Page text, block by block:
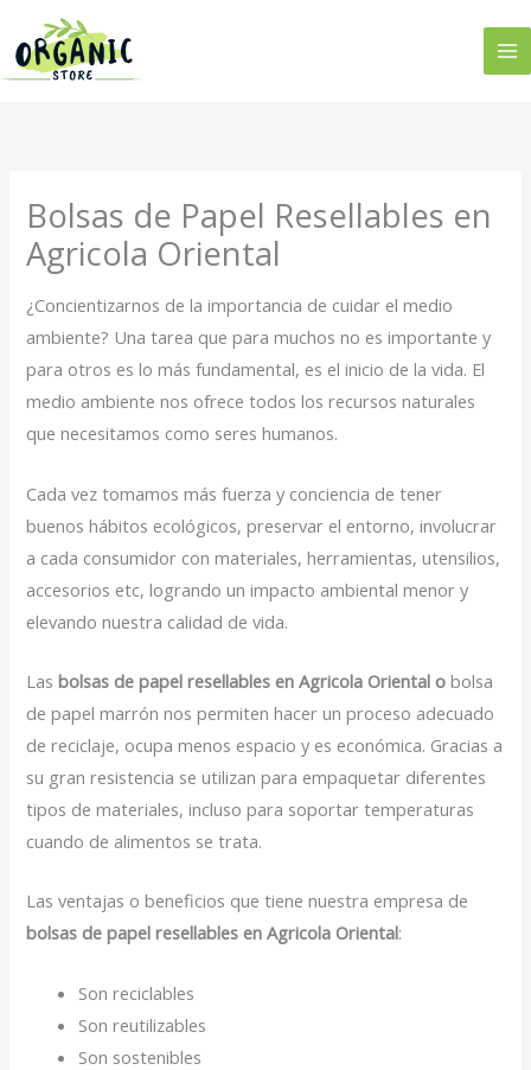
contenido
Bolsas de Papel Resellables en
Agricola Oriental
¿Concientizarnos de la importancia de cuidar el medio
ambiente? Una tarea que para muchos no es importante y
para otros es lo más fundamental, es el inicio de la vida. El
medio ambiente nos ofrece todos los recursos naturales
que necesitamos como seres humanos.
Cada vez tomamos más fuerza y conciencia de tener
buenos hábitos ecológicos, preservar el entorno, involucrar
a cada consumidor con materiales, herramientas, utensilios,
accesorios etc, logrando un impacto ambiental menor y
elevando nuestra calidad de vida.
Lasbolsas de papel resellables en Agricola Oriental o bolsa
de papel marrón nos permiten hacer un proceso adecuado
de reciclaje, ocupa menos espacio y es económica. Gracias a
su gran resistencia se utilizan para empaquetar diferentes
tipos de materiales, incluso para soportar temperaturas
cuando de alimentos se trata.
Las ventajas o beneficios que tiene nuestra empresa de
bolsas de papel resellables en Agricola Oriental:
Son reciclables
Son reutilizables
Son sostenibles